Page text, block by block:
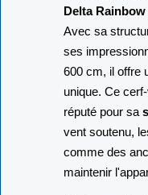
Delta Rainbow
Avec sa
ses
600 cm, il offre
unique. Ce
réputé pour sa
vent soutenu,
comme des
maintenir